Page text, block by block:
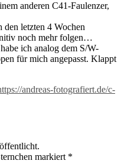
anderen C41-Faulenzer,
letzten 4 Wochen
noch mehr folgen…
ich analog dem S/W-
für mich angepasst. Klappt
andreas-fotografiert.de/c-
markiert *